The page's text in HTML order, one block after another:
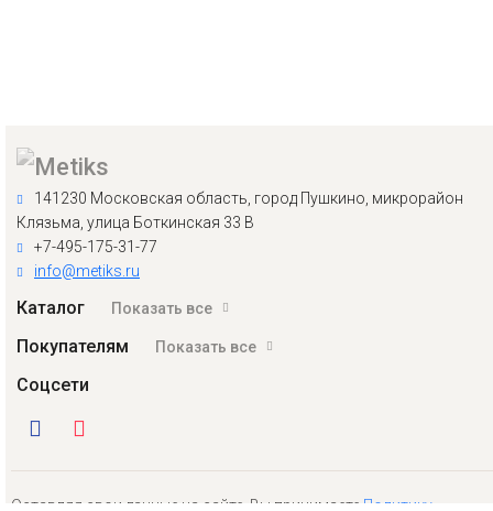
141230 Московская область, город Пушкино, микрорайон
Клязьма, улица Боткинская 33 В
+7-495-175-31-77
info@metiks.ru
Каталог Показать все
Покупателям Показать все
Соцсети
Оставляя свои данные на сайте, Вы принимаете Политику